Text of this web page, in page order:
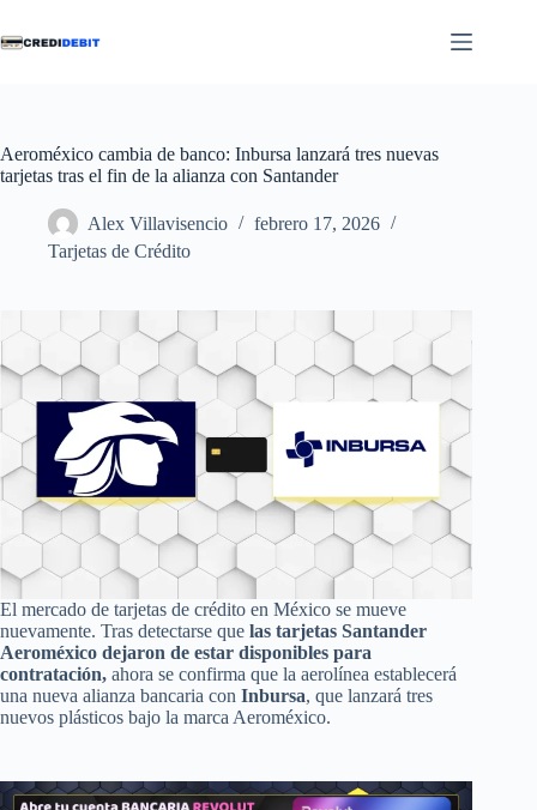
contenido
Aeroméxico cambia de banco: Inbursa lanzará tres nuevas
tarjetas tras el fin de la alianza con Santander
Alex Villavisencio
febrero 17, 2026
Tarjetas de Crédito
El mercado de tarjetas de crédito en México se mueve
nuevamente. Tras detectarse que las tarjetas Santander
Aeroméxico dejaron de estar disponibles para
contratación, ahora se confirma que la aerolínea establecerá
una nueva alianza bancaria con Inbursa, que lanzará tres
nuevos plásticos bajo la marca Aeroméxico.